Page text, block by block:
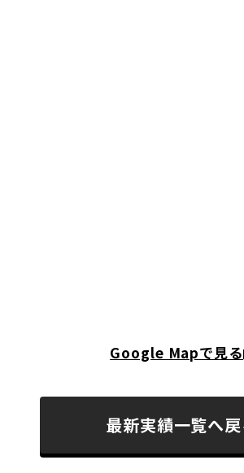
Google Mapで見る
最新実績一覧へ戻